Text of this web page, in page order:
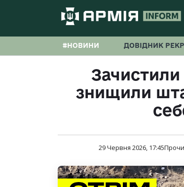
#НОВИНИ ДОВІДНИК
знищили
29 Червня 2026, 17:45